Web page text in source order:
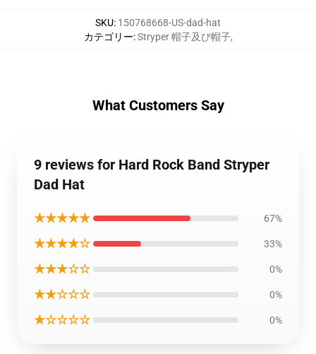
SKU: 150768668-US-dad-hat
カテゴリー:Stryper 帽子及び帽子,
What Customers Say
9 reviews for Hard Rock Band Stryper
Dad Hat
★★★★★ 67%
★★★★☆ 33%
★★★☆☆ 0%
★★☆☆☆ 0%
★☆☆☆☆ 0%